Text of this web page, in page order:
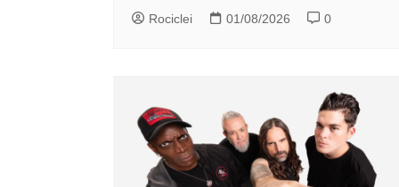
Rociclei 01/08/2026 0